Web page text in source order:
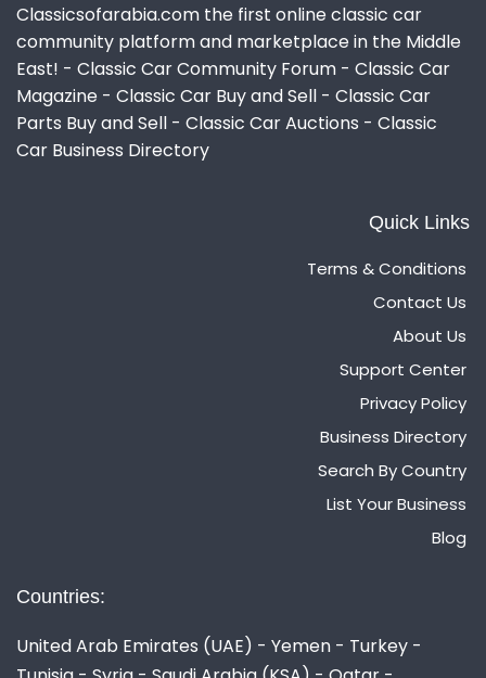
Classicsofarabia.com the first online classic car
community platform and marketplace in the Middle
East! - Classic Car Community Forum - Classic Car
Magazine - Classic Car Buy and Sell - Classic Car
Parts Buy and Sell - Classic Car Auctions - Classic
Car Business Directory
Quick Links
Terms & Conditions
Contact Us
About Us
Support Center
Privacy Policy
Business Directory
Search By Country
List Your Business
Blog
Countries:
United Arab Emirates (UAE) - Yemen - Turkey -